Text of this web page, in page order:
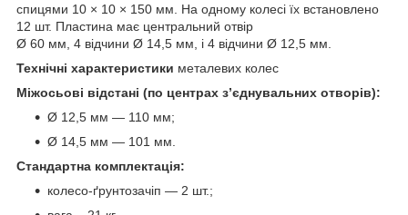
спицями 10 × 10 × 150 мм. На одному колесі їх встановлено
12 шт. Пластина має центральний отвір
Ø 60 мм, 4 відчини Ø 14,5 мм, і 4 відчини Ø 12,5 мм.
Технічні характеристики металевих колес
Міжосьові відстані (по центрах з’єднувальних отворів):
Ø 12,5 мм — 110 мм;
Ø 14,5 мм — 101 мм.
Стандартна комплектація:
колесо-ґрунтозачіп — 2 шт.;